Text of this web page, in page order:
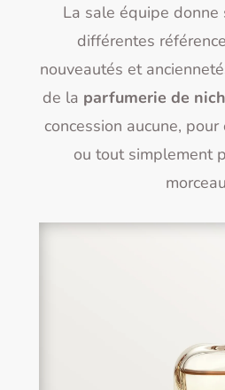
La sale équipe donne
différentes
nouveautés et
de la parfumerie de
concession aucune, pour
ou tout simplement